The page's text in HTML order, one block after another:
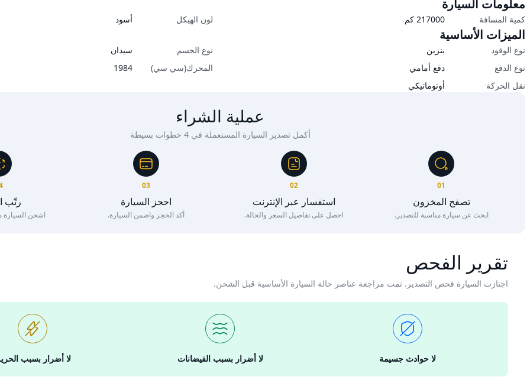
معلومات السيارة
كمية المسافة 217000 كم لون الهيكل أسود
الميزات الأساسية
نوع الوقود بنزين نوع الجسم
سيدان
نوع الدفع
دفع أمامي المحرك(سي سي)
1984
نقل الحركة
أوتوماتيكي
عملية الشراء
أكمل تصدير السيارة المستعملة في 4 خطوات بسيطة
01
تصفح المخزون
ابحث عن سيارة مناسبة للتصدير.
02
استفسار عبر الإنترنت
احصل على تفاصيل السعر والحالة.
03
احجز السيارة
أكد الحجز واضمن السيارة.
رتّب
اشحن السيارة
تقرير الفحص
اجتازت السيارة فحص التصدير. تمت مراجعة عناصر حالة السيارة الأساسية قبل الشحن.
لا حوادث جسيمة لا أضرار بسبب الفيضانات لا أضرار بسبب